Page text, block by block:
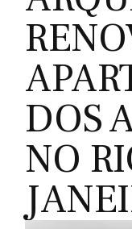
DOS
NO